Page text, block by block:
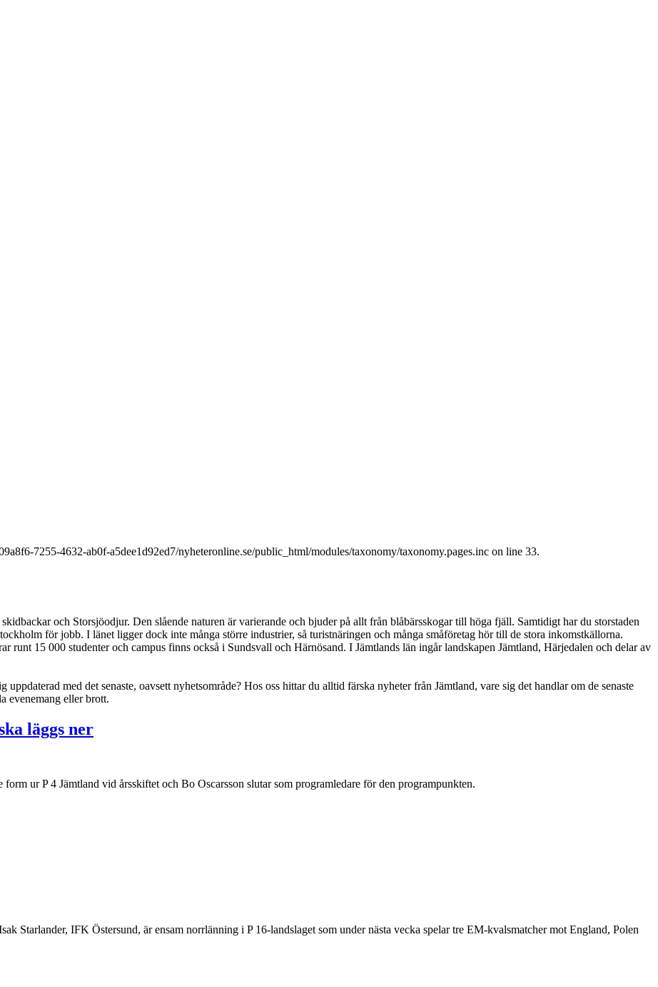
7255-4632-ab0f-a5dee1d92ed7/nyheteronline.se/public_html/modules/taxonomy/taxonomy.pages.inc on line 33.
och Storsjöodjur. Den slående naturen är varierande och bjuder på allt från blåbärsskogar till höga fjäll. Samtidigt har du storstaden
för jobb. I länet ligger dock inte många större industrier, så turistnäringen och många småföretag hör till de stora inkomstkällorna.
runt 15 000 studenter och campus finns också i Sundsvall och Härnösand. I Jämtlands län ingår landskapen Jämtland, Härjedalen och delar av
med det senaste, oavsett nyhetsområde? Hos oss hittar du alltid färska nyheter från Jämtland, vare sig det handlar om de senaste
evenemang eller brott.
läggs ner
ur P 4 Jämtland vid årsskiftet och Bo Oscarsson slutar som programledare för den programpunkten.
Starlander, IFK Östersund, är ensam norrlänning i P 16-landslaget som under nästa vecka spelar tre EM-kvalsmatcher mot England, Polen